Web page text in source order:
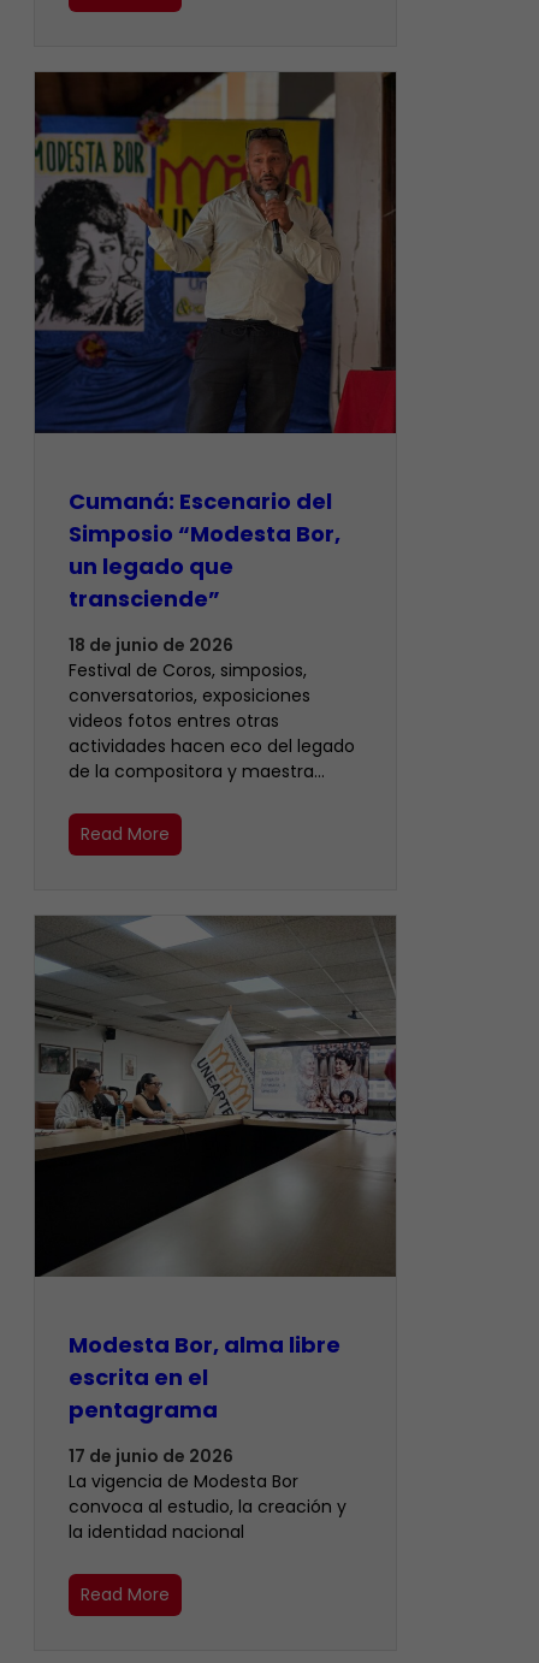
Cumaná: Escenario del
Simposio “Modesta Bor,
un legado que
transciende”
18 de junio de 2026
Festival de Coros, simposios,
conversatorios, exposiciones
videos fotos entres otras
actividades hacen eco del legado
de la compositora y maestra…
Read More
Modesta Bor, alma libre
escrita en el
pentagrama
17 de junio de 2026
La vigencia de Modesta Bor
convoca al estudio, la creación y
la identidad nacional
Read More